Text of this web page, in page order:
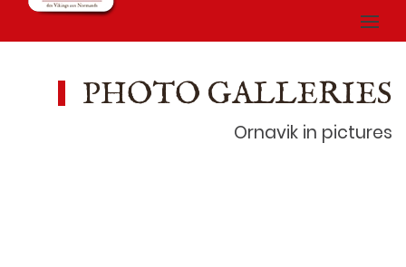
PHOTO GALLERIES
Ornavik in pictures